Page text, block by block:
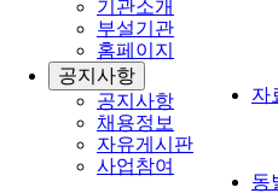
자
동
기관소개
부설기관
홈페이지
공지사항
공지사항
채용정보
자유게시판
사업참여